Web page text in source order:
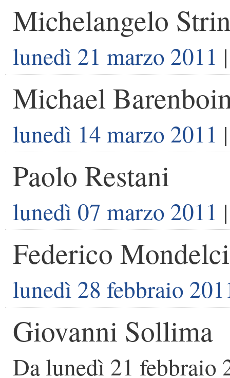
Michelangelo
lunedì 21 marzo 2011
Michael
lunedì 14 marzo 2011
Paolo Restani
lunedì 07 marzo 2011
Federico Mondelci
lunedì 28 febbraio
Giovanni Sollima
Dalunedì 21 febbraio